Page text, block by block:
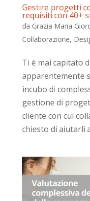
Gestire progetti
requisiti con 40+
da Grazia Maria
Collaborazione,
Ti è mai capitato
apparentemente
incubo di
gestione di
cliente con cui
chiesto di aiutarli